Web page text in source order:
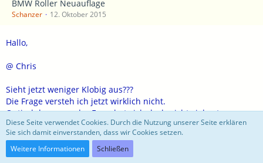
BMW Roller Neuauflage
Schanzer 12. Oktober 2015
Hallo,
@ Chris
Sieht jetzt weniger Klobig aus???
Die Frage versteh ich jetzt wirklich nicht.
Optisch bzw. von der Form hat sich doch nicht viel getan, neue
Farben und Lenkerabdeckung ja, ansonsten?w. teurer ist
@ Hartmut
Diese Seite verwendet Cookies. Durch die Nutzung unserer Seite erklären
Sie sich damit einverstanden, dass wir Cookies setzen.
Weitere Informationen
Schließen